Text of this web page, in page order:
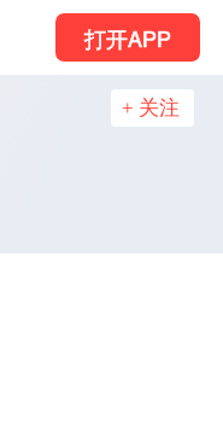
打开APP
+ 关注